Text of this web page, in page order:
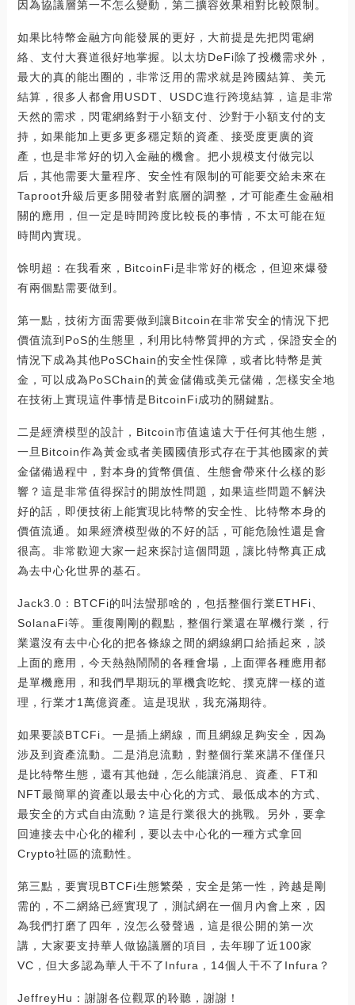
因為協議層第一不怎么變動，第二擴容效果相對比較限制。
如果比特幣金融方向能發展的更好，大前提是先把閃電網
絡、支付大賽道很好地掌握。以太坊DeFi除了投機需求外，
最大的真的能出圈的，非常泛用的需求就是跨國結算、美元
結算，很多人都會用USDT、USDC進行跨境結算，這是非常
天然的需求，閃電網絡對于小額支付、沙對于小額支付的支
持，如果能加上更多更多穩定類的資產、接受度更廣的資
產，也是非常好的切入金融的機會。把小規模支付做完以
后，其他需要大量程序、安全性有限制的可能要交給未來在
Taproot升級后更多開發者對底層的調整，才可能產生金融相
關的應用，但一定是時間跨度比較長的事情，不太可能在短
時間內實現。
馀明超：在我看來，BitcoinFi是非常好的概念，但迎來爆發
有兩個點需要做到。
第一點，技術方面需要做到讓Bitcoin在非常安全的情況下把
價值流到PoS的生態里，利用比特幣質押的方式，保證安全的
情況下成為其他PoSChain的安全性保障，或者比特幣是黃
金，可以成為PoSChain的黃金儲備或美元儲備，怎樣安全地
在技術上實現這件事情是BitcoinFi成功的關鍵點。
二是經濟模型的設計，Bitcoin市值遠遠大于任何其他生態，
一旦Bitcoin作為黃金或者美國國債形式存在于其他國家的黃
金儲備過程中，對本身的貨幣價值、生態會帶來什么樣的影
響？這是非常值得探討的開放性問題，如果這些問題不解決
好的話，即便技術上能實現比特幣的安全性、比特幣本身的
價值流通。如果經濟模型做的不好的話，可能危險性還是會
很高。非常歡迎大家一起來探討這個問題，讓比特幣真正成
為去中心化世界的基石。
Jack3.0：BTCFi的叫法蠻那啥的，包括整個行業ETHFi、
SolanaFi等。重復剛剛的觀點，整個行業還在單機行業，行
業還沒有去中心化的把各條線之間的網線網口給插起來，談
上面的應用，今天熱熱鬧鬧的各種會場，上面彈各種應用都
是單機應用，和我們早期玩的單機貪吃蛇、撲克牌一樣的道
理，行業才1萬億資產。這是現狀，我充滿期待。
如果要談BTCFi。一是插上網線，而且網線足夠安全，因為
涉及到資產流動。二是消息流動，對整個行業來講不僅僅只
是比特幣生態，還有其他鏈，怎么能讓消息、資產、FT和
NFT最簡單的資產以最去中心化的方式、最低成本的方式、
最安全的方式自由流動？這是行業很大的挑戰。另外，要拿
回連接去中心化的權利，要以去中心化的一種方式拿回
Crypto社區的流動性。
第三點，要實現BTCFi生態繁榮，安全是第一性，跨越是剛
需的，不二網絡已經實現了，測試網在一個月內會上來，因
為我們打磨了四年，沒怎么發聲過，這是很公開的第一次
講，大家要支持華人做協議層的項目，去年聊了近100家
VC，但大多認為華人干不了Infura，14個人干不了Infura？
JeffreyHu：謝謝各位觀眾的聆聽，謝謝！